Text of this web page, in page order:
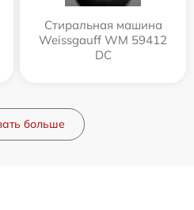
Стиральная машина
Weissgauff WM 59412
DC
больше